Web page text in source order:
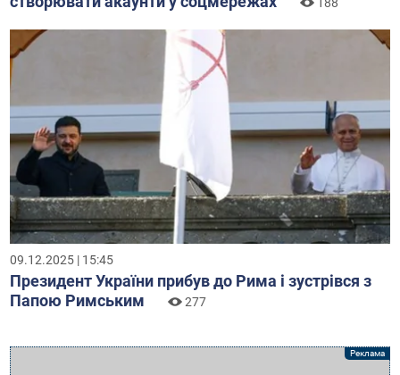
188
09.12.2025 | 15:45
Президент України прибув до Рима і зустрівся з
Папою Римським
277